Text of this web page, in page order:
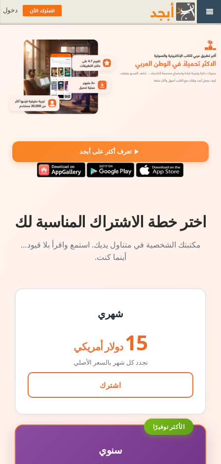
تعرف أكثر على أبجد
اختر خطة الاشتراك المناسبة لك
مكتبتك الشخصية في متناول يديك. استمع واقرأ بلا قيود…
أينما كنت.
شهري
15 دولار أمريكي
تجدد كل شهر بالسعر الأصلي
اشترك
الأكثر توفيرًا
سنوي
اشترك الآن دخول